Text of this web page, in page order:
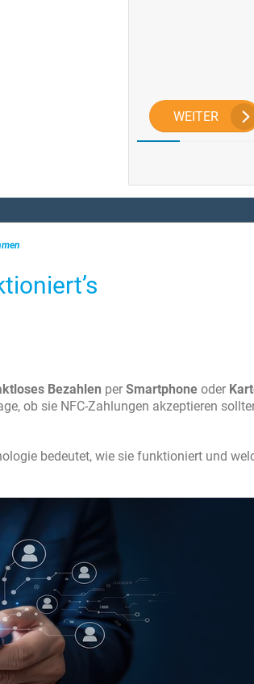
WEITER
Bezahlen per Smartphone oder
ob sie NFC-Zahlungen akzeptieren
bedeutet, wie sie funktioniert und